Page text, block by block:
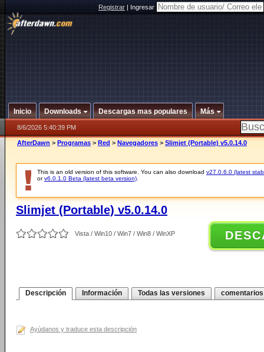
Registrar|Ingresar
Inicio Downloads Descargas mas populares Más
8/6/2026 5:40:39 PM
AfterDawn > Programas > Red > Navegadores > Slimjet (Portable) v5.0.14.0
This is an old version of this software. You can also download v27.0.6.0 (latest
orv6.0.1.0 Beta (latest beta version)
Slimjet (Portable) v5.0.14.0
Vista / Win10 / Win7 / Win8 / WinXP
Descripción Información Todas las versiones comentarios
Ayúdanos y traduce esta descripción